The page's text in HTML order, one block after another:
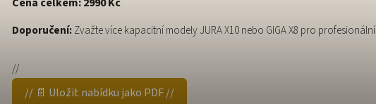
Doporučení:Zvažte více kapacitní modely JURA X10 nebo GIGA X8 pro
//
// 📄 Uložit nabídku jako PDF //